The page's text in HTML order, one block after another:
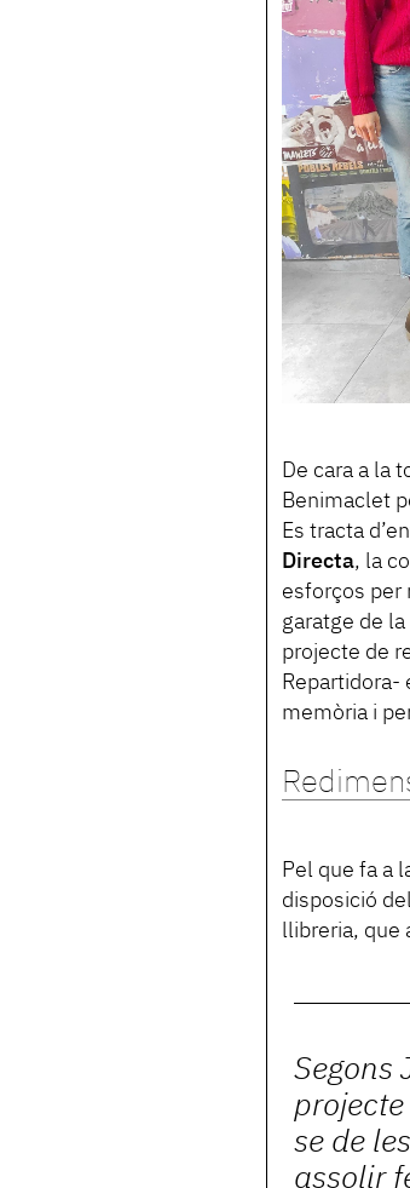
De cara a la
Benimaclet
Es tracta
Directa, la
esforços per
garatge de
projecte de
Repartidora-
memòria i
Pel que fa a
disposició
llibreria, que
Segons
se de
assolir